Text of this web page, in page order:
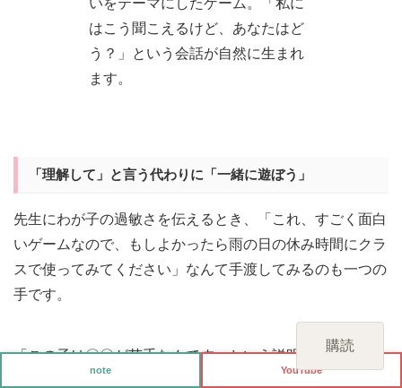
いをテーマにしたゲーム。「私に
はこう聞こえるけど、あなたはど
う？」という会話が自然に生まれ
ます。
「理解して」と言う代わりに「一緒に遊ぼう」
先生にわが子の過敏さを伝えるとき、「これ、すごく面白
いゲームなので、もしよかったら雨の日の休み時間にクラ
スで使ってみてください」なんて手渡してみるのも一つの
手です。
「この子は〇〇が苦手なんです」という説明（困りごとの
購読
note YouTube